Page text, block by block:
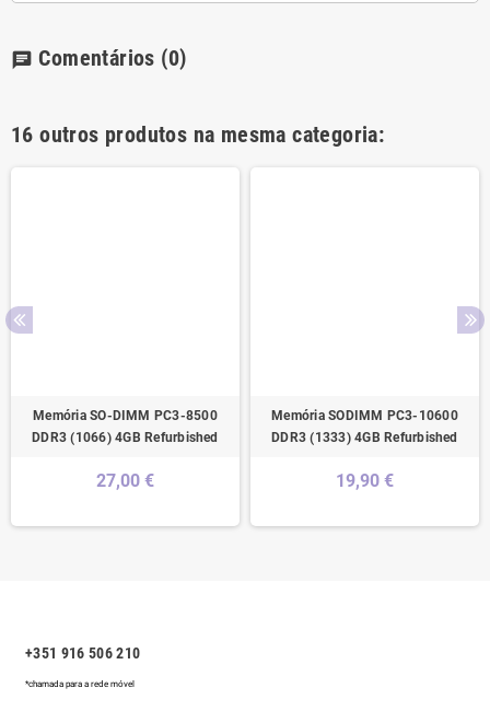
chat Comentários (0)
16 outros produtos na mesma categoria:
Memória SO-DIMM PC3-8500
DDR3 (1066) 4GB Refurbished
27,00 €
Memória SODIMM PC3-10600
DDR3 (1333) 4GB Refurbished
19,90 €
+351 916 506 210
*chamada para a rede móvel